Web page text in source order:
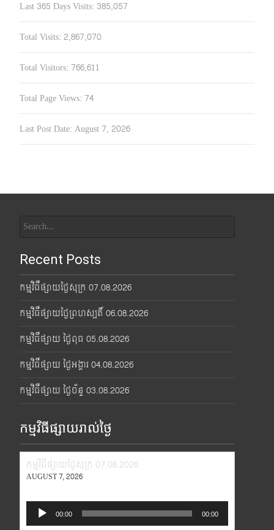
Last 365 Days Visits: 385,057
Total Visits: 2,867,070
Total Visitors: 766,611
Total Page Views: 74
Last Post Date: August 7, 2026
for:
Recent Posts
កម្មវិធីផ្សាយថ្ងៃសុក្រ 07.08.2026
កម្មវិធីផ្សាយថ្ងៃព្រហស្បតិ៍ 06.08.2026
កម្មវិធីផ្សាយ ថ្ងៃពុធ 05.08.2026
កម្មវិធីផ្សាយ ថ្ងៃអង្គារ 04.08.2026
កម្មវិធីផ្សាយ ថ្ងៃច័ន្ទ 03.08.2026
កម្មវិធីផ្សាយរាល់ថ្ងៃ
កម្មវិធីផ្សាយថ្ងៃសុក្រ 07.08.2026
AUGUST 7, 2026
Audio
Player
00:00 00:00